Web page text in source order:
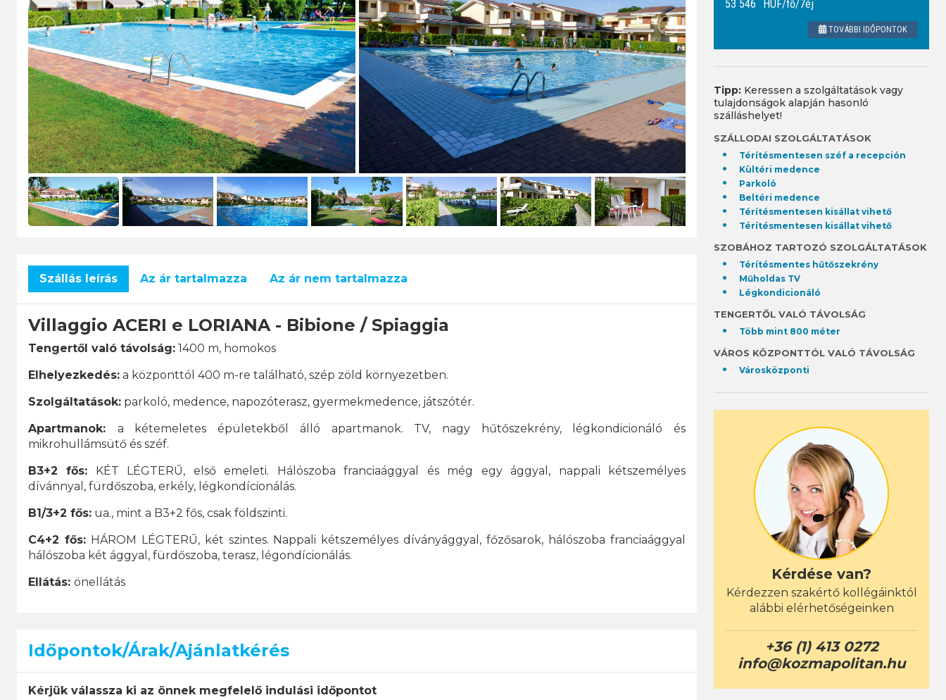
Szállás leírás Az ár tartalmazza Az ár nem tartalmazza
Villaggio ACERI e LORIANA - Bibione / Spiaggia
Tengertől való távolság: 1400 m, homokos
Elhelyezkedés: a központtól 400 m-re található, szép zöld környezetben.
Szolgáltatások: parkoló, medence, napozóterasz, gyermekmedence, játszótér.
Apartmanok: a kétemeletes épületekből álló apartmanok. TV, nagy hűtőszekrény, légkondicionáló és
mikrohullámsütő és széf.
B3+2 fős: KÉT LÉGTERŰ, első emeleti. Hálószoba franciaággyal és még egy ággyal, nappali kétszemélyes
dívánnyal, fürdőszoba, erkély, légkondícionálás.
B1/3+2 fős: ua., mint a B3+2 fős, csak földszinti.
C4+2 fős:HÁROM LÉGTERŰ, két szintes. Nappali kétszemélyes díványággyal, főzősarok, hálószoba franciaággyal
hálószoba két ággyal, fürdőszoba, terasz, légondícionálás.
Ellátás: önellátás
Időpontok/Árak/Ajánlatkérés
Kérjük válassza ki az önnek megfelelő indulási időpontot
53 546
HUF/fő/7éj
TOVÁBBI IDŐPONTOK
Tipp: Keressen a szolgáltatások vagy
tulajdonságok alapján hasonló
szálláshelyet!
SZÁLLODAI SZOLGÁLTATÁSOK
Térítésmentesen széf a recepción
Kültéri medence
Parkoló
Beltéri medence
Térítésmentesen kisállat vihető
Térítésmentesen kisállat vihető
SZOBÁHOZ TARTOZÓ SZOLGÁLTATÁSOK
Térítésmentes hűtőszekrény
Műholdas TV
Légkondicionáló
TENGERTŐL VALÓ TÁVOLSÁG
Több mint 800 méter
VÁROS KÖZPONTTÓL VALÓ TÁVOLSÁG
Városközponti
Kérdése van?
Kérdezzen szakértő kollégáinktól
alábbi elérhetőségeinken
+36 (1) 413 0272
info@kozmapolitan.hu